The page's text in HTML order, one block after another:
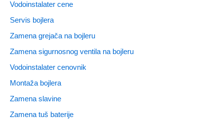
Vodoinstalater cene
Servis bojlera
Zamena grejača na bojleru
Zamena sigurnosnog ventila na bojleru
Vodoinstalater cenovnik
Montaža bojlera
Zamena slavine
Zamena tuš baterije